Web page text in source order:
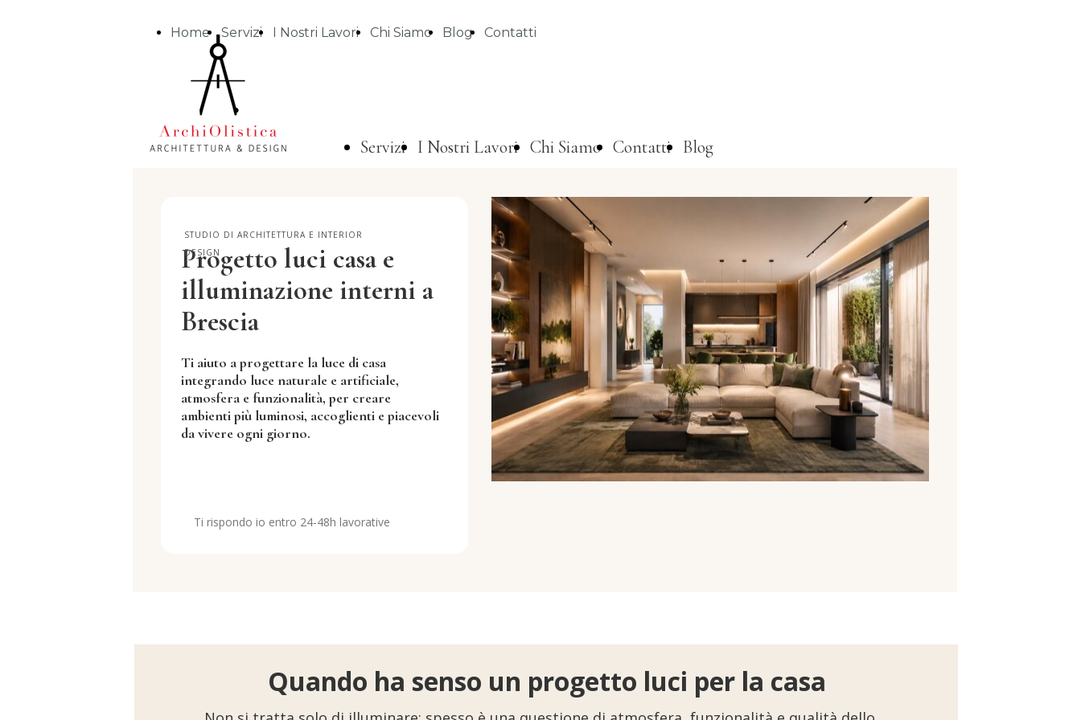
Home Servizi I Nostri Lavori Chi Siamo Blog Contatti
Servizi I Nostri Lavori Chi Siamo Contatti Blog
STUDIO DI ARCHITETTURA E INTERIOR
DESIGN
Progetto luci casa e
illuminazione interni a
Brescia
Ti aiuto a progettare la luce di casa
integrando luce naturale e artificiale,
atmosfera e funzionalità, per creare
ambienti più luminosi, accoglienti e piacevoli
da vivere ogni giorno.
Ti rispondo io entro 24-48h lavorative
Quando ha senso un progetto luci per la casa